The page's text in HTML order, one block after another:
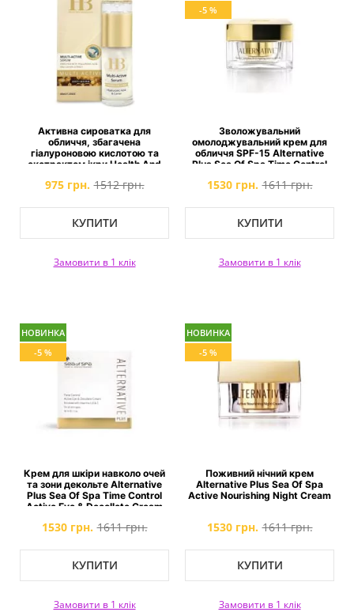
Активна сироватка для
обличчя, збагачена
гіалуроновою кислотою та
екстрактом ікри Health And
975 грн. 1512 грн.
КУПИТИ
Замовити в 1 клік
-5 %
Зволожувальний
омолоджувальний крем для
обличчя SPF-15 Alternative
Plus Sea Of Spa Time Control
SPF-15
1530 грн. 1611 грн.
КУПИТИ
Замовити в 1 клік
НОВИНКА
-5 %
Крем для шкіри навколо очей
та зони декольте Alternative
Plus Sea Of Spa Time Control
Active Eye & Decollete Cream
1530 грн. 1611 грн.
КУПИТИ
Замовити в 1 клік
НОВИНКА
-5 %
Поживний нічний крем
Alternative Plus Sea Of Spa
Active Nourishing Night Cream
1530 грн. 1611 грн.
КУПИТИ
Замовити в 1 клік